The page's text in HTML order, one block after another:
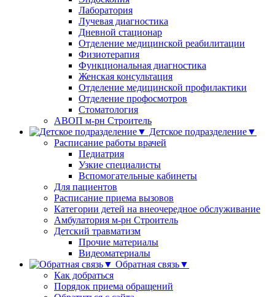
Лаборатория
Лучевая диагностика
Дневной стационар
Отделение медицинской реабилитации
Физиотерапия
Функциональная диагностика
Женская консультация
Отделение медицинской профилактики
Отделение профосмотров
Стоматология
АВОП м-рн Строитель
Детское подразделение▼
Расписание работы врачей
Педиатрия
Узкие специалисты
Вспомогательные кабинеты
Для пациентов
Расписание приема вызовов
Категории детей на внеочередное обслуживание
Амбулатория м-рн Строитель
Детский травматизм
Прочие материалы
Видеоматериалы
Обратная связь▼
Как добраться
Порядок приема обращений